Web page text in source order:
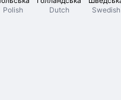
Polish
Dutch
Swedish